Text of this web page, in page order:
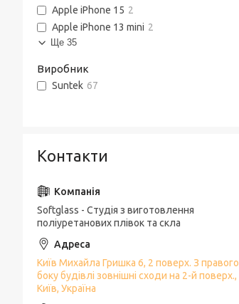
Apple iPhone 15 2
Apple iPhone 13 mini 2
Ще 35
Виробник
Suntek 67
Контакти
Softglass - Студія з виготовлення
поліуретанових плівок та скла
Київ Михайла Гришка 6, 2 поверх. З правого
боку будівлі зовнішні сходи на 2-й поверх.,
Київ, Україна